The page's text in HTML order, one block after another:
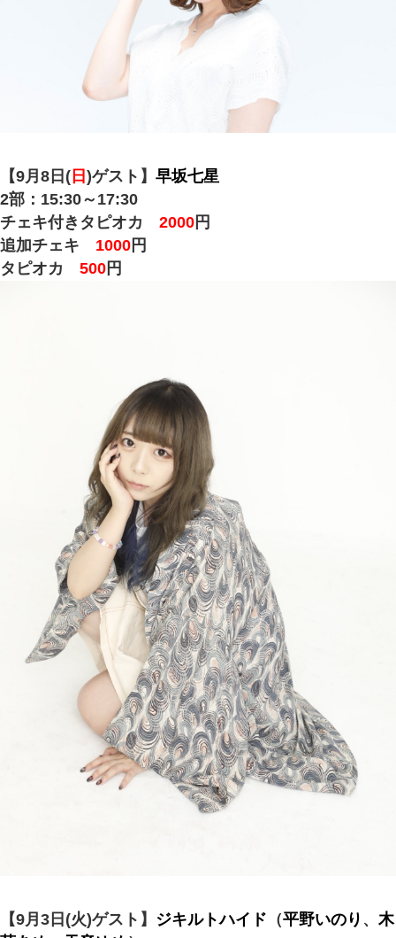
【9月8日( 日 )ゲスト】 早坂七星
2部：15:30～17:30
チェキ付きタピオカ 2000 円
追加チェキ 1000 円
タピオカ 500 円
【9月3日(火)ゲスト】 ジキルトハイド （平野いのり 、 木